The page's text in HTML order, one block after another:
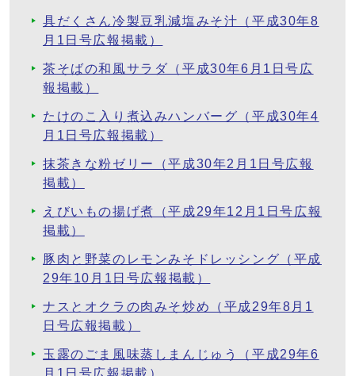
具だくさん冷製豆乳減塩みそ汁（平成30年8
月1日号広報掲載）
茶そばの和風サラダ（平成30年6月1日号広
報掲載）
たけのこ入り煮込みハンバーグ（平成30年4
月1日号広報掲載）
抹茶きな粉ゼリー（平成30年2月1日号広報
掲載）
えびいもの揚げ煮（平成29年12月1日号広報
掲載）
豚肉と野菜のレモンみそドレッシング（平成
29年10月1日号広報掲載）
ナスとオクラの肉みそ炒め（平成29年8月1
日号広報掲載）
玉露のごま風味蒸しまんじゅう（平成29年6
月1日号広報掲載）